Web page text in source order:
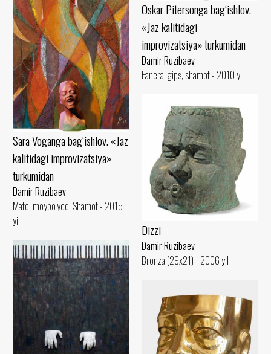
Oskar Pitersonga bag‘ishlov.
«Jaz kalitidagi
improvizatsiya» turkumidan
Damir Ruzibaev
Fanera, gips, shamot - 2010 yil
Sara Voganga bag‘ishlov. «Jaz
kalitidagi improvizatsiya»
turkumidan
Damir Ruzibaev
Mato, moybo‘yoq. Shamot - 2015
yil
Dizzi
Damir Ruzibaev
Bronza (29x21) - 2006 yil